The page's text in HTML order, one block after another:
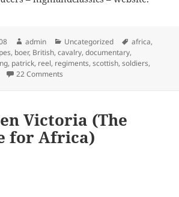
Author
admin Categories
Uncategorized Tags
africa,
, boer, British,cavalry,documentary,
, patrick, reel, regiments,scottish,soldiers,
22 Comments
Victoria (The
for Africa)